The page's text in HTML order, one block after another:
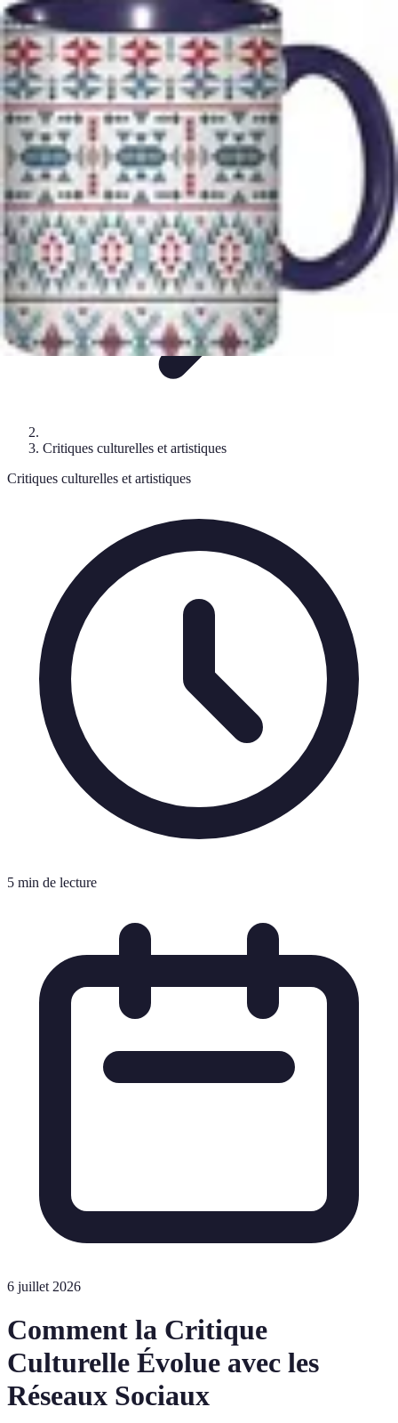
Culture Critique
ArtTendancesLittératureThéâtreCritiques culturelles et artistiques
Culture Critique
Critiques culturelles et artistiques
Critiques culturelles et artistiques
5 min de lecture
6 juillet 2026
Comment la Critique
Culturelle Évolue avec les
Réseaux Sociaux